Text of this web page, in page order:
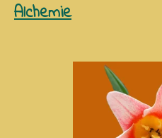
Alchemie